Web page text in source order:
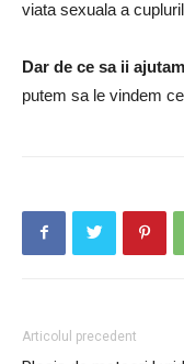
viata sexuala a
Dar de ce sa ii
putem sa le vindem
Articolul precedent